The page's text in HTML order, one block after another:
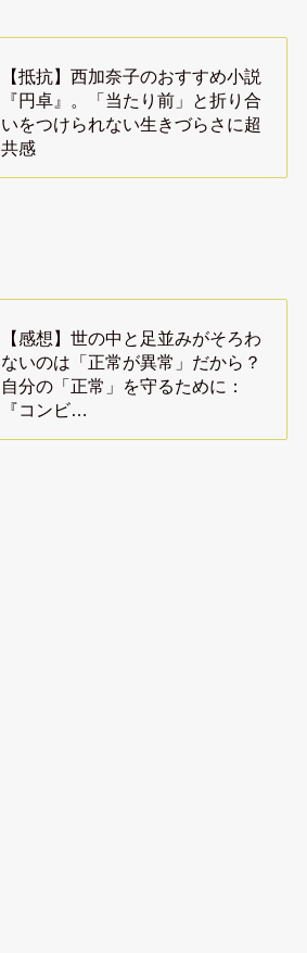
【抵抗】西加奈子のおすすめ小説
『円卓』。「当たり前」と折り合
いをつけられない生きづらさに超
共感
【感想】世の中と足並みがそろわ
ないのは「正常が異常」だから？
自分の「正常」を守るために：
『コンビ…